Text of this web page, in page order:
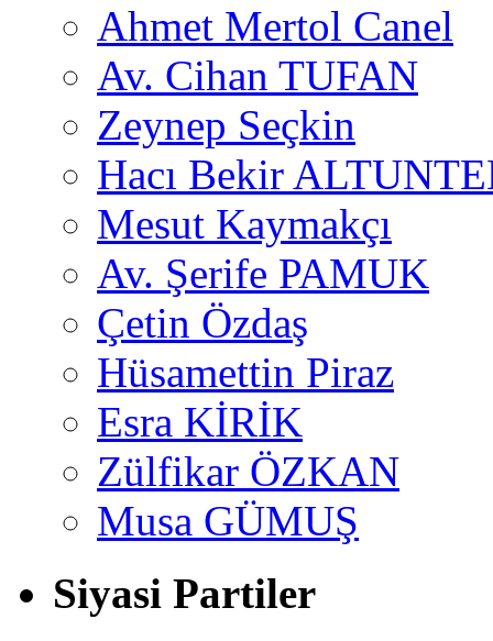
Ahmet Mertol Canel
Av. Cihan TUFAN
Zeynep Seçkin
Hacı Bekir
Mesut Kaymakçı
Av. Şerife PAMUK
Çetin Özdaş
Hüsamettin Piraz
Esra KİRİK
Zülfikar ÖZKAN
Musa GÜMUŞ
Siyasi Partiler